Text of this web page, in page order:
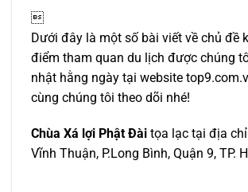

Dưới đây là một số bài viết về chủ đề
điểm tham quan du lịch được chúng
nhật hằng ngày tại website
cùng chúng tôi theo dõi nhé!
Chùa Xá lợi Phật Đài tọa lạc tại địa
Vĩnh Thuận, P.Long Bình, Quận 9, TP.